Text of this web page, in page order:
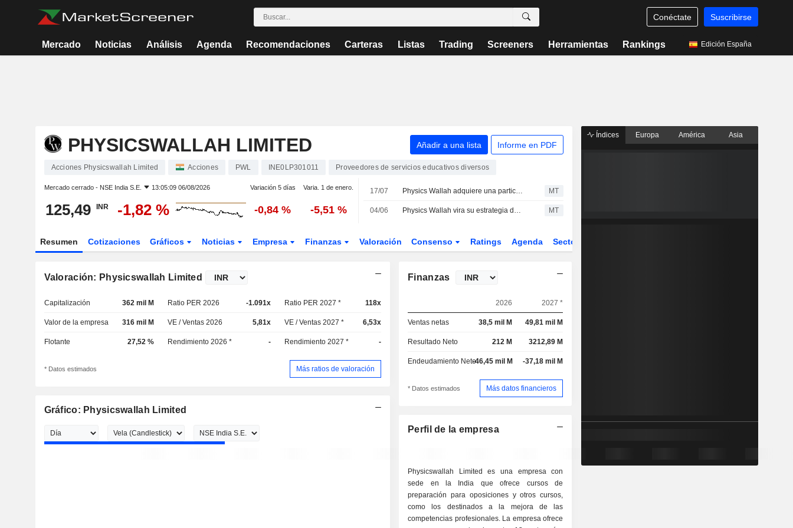
Conéctate Suscribirse
Mercado Noticias Análisis Agenda Recomendaciones Carteras Listas Trading Screeners Herramientas Rankings Edición España
PHYSICSWALLAH LIMITED Añadir a una lista Informe en PDF
Acciones Physicswallah Limited Acciones PWL INE0LP301011 Proveedores de servicios educativos diversos
Mercado cerrado - NSE India S.E. 13:05:09 06/08/2026 Variación 5 días Varia. 1 de enero.
125,49 INR -1,82 % -0,84 % -5,51 %
17/07 Physics Wallah adquiere una participación del 40% en Sarrthi IAS; sus acciones caen un 5% MT
04/06 Physics Wallah vira su estrategia de préstamos estudiantiles hacia alianzas con NBFC; las acciones se disparan un 15% MT
Resumen Cotizaciones Gráficos Noticias Empresa Finanzas Valoración Consenso Ratings Agenda Sector
Valoración: Physicswallah Limited
Capitalización 362 mil M Ratio PER 2026 -1.091x Ratio PER 2027 * 118x
Valor de la empresa 316 mil M VE / Ventas 2026 5,81x VE / Ventas 2027 * 6,53x
Flotante 27,52 % Rendimiento 2026 * - Rendimiento 2027 * -
* Datos estimados Más ratios de valoración
Gráfico: Physicswallah Limited
Finanzas
2026 2027 *
Ventas netas 38,5 mil M 49,81 mil M
Resultado Neto 212 M 3212,89 M
Endeudamiento Neto-46,45 mil M -37,18 mil M
* Datos estimados Más datos financieros
Perfil de la empresa
Physicswallah Limited es una empresa con
sede en la India que ofrece cursos de
preparación para oposiciones y otros cursos,
como los destinados a la mejora de las
competencias profesionales. La empresa ofrece
Índices Europa América Asia